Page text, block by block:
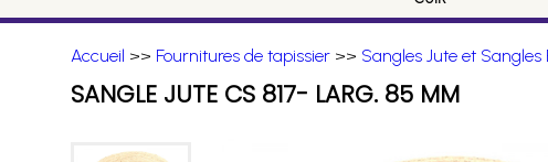
Accueil >> Fournitures de tapissier>> Sangles Jute et Sangles
SANGLE JUTE CS 817- LARG. 85 MM